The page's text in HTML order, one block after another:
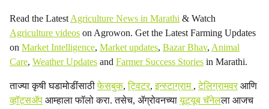
Read the Latest Agriculture News in Marathi & Watch
Agriculture videos on Agrowon. Get the Latest Farming Updates
on Market Intelligence, Market updates, Bazar Bhav, Animal
Care, Weather Updates and Farmer Success Stories in Marathi.
ताज्या कृषी घडामोडींसाठीफेसबुक,ट्विटर,इन्स्टाग्राम ,टेलिग्रामवरआणि
व्हॉट्सॲप आम्हाला फॉलो करा. तसेच, ॲग्रोवनच्यायूट्यूब चॅनेलला आजच